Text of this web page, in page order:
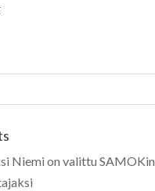
Niemi on valittu SAMOKin